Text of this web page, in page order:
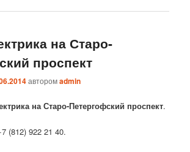
на Старо-
проспект
авторомadmin
на Старо-Петергофский проспект.
(812) 922 21 40.